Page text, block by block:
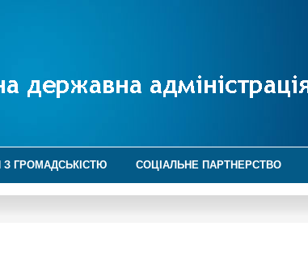
З ГРОМАДСЬКІСТЮ СОЦІАЛЬНЕ ПАРТНЕРСТВО